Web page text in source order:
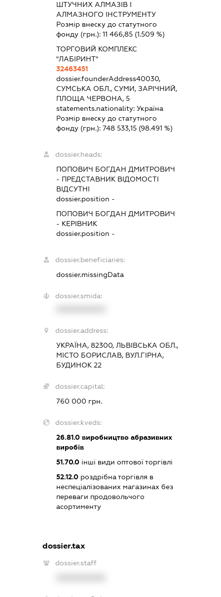
ШТУЧНИХ АЛМАЗІВ І
АЛМАЗНОГО ІНСТРУМЕНТУ
Розмір внеску до статутного
фонду (грн.):11 466,85 (1.509 %)
ТОРГОВИЙ КОМПЛЕКС
"ЛАБІРИНТ"
32463451
dossier.founderAddress40030,
СУМСЬКА ОБЛ., СУМИ, ЗАРІЧНИЙ,
ПЛОЩА ЧЕРВОНА, 5
statements.nationality:Україна
Розмір внеску до статутного
фонду (грн.):748 533,15 (98.491 %)
dossier.heads:
ПОПОВИЧ БОГДАН ДМИТРОВИЧ
- ПРЕДСТАВНИК ВІДОМОСТІ
ВІДСУТНІ
dossier.position -
ПОПОВИЧ БОГДАН ДМИТРОВИЧ
- КЕРІВНИК
dossier.position -
dossier.beneficiaries:
dossier.missingData
dossier.smida:
dossier.address:
УКРАЇНА, 82300, ЛЬВІВСЬКА ОБЛ.,
МІСТО БОРИСЛАВ, ВУЛ.ГІРНА,
БУДИНОК 22
dossier.capital:
760 000 грн.
dossier.kveds:
26.81.0 виробництво абразивних
виробів
51.70.0 інші види оптової торгівлі
52.12.0 роздрібна торгівля в
неспеціалізованих магазинах без
переваги продовольчого
асортименту
dossier.tax
dossier.staff